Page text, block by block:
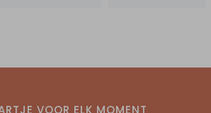
VOOR ELK MOMENT